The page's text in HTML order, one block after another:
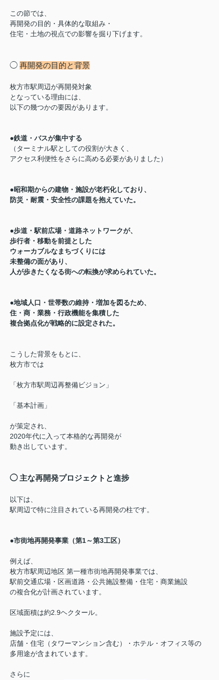
この節では、
再開発の目的・具体的な取組み・
住宅・土地の視点での影響を掘り下げます。
◯ 再開発の目的と背景
枚方市駅周辺が再開発対象
となっている理由には、
以下の幾つかの要因があります。
●鉄道・バスが集中する
（ターミナル駅としての役割が大きく、
アクセス利便性をさらに高める必要がありました）
●昭和期からの建物・施設が老朽化しており、
防災・耐震・安全性の課題を抱えていた。
●歩道・駅前広場・道路ネットワークが、
歩行者・移動を前提とした
ウォーカブルなまちづくりには
未整備の面があり、
人が歩きたくなる街への転換が求められていた。
●地域人口・世帯数の維持・増加を図るため、
住・商・業務・行政機能を集積した
複合拠点化が戦略的に設定された。
こうした背景をもとに、
枚方市では
「枚方市駅周辺再整備ビジョン」
「基本計画」
が策定され、
2020年代に入って本格的な再開発が
動き出しています。
◯ 主な再開発プロジェクトと進捗
以下は、
駅周辺で特に注目されている再開発の柱です。
●市街地再開発事業（第1～第3工区）
例えば、
枚方市駅周辺地区 第一種市街地再開発事業では、
駅前交通広場・区画道路・公共施設整備・住宅・商業施設
の複合化が計画されています。
区域面積は約2.9ヘクタール。
施設予定には、
店舗・住宅（タワーマンション含む）・ホテル・オフィス等の
多用途が含まれています。
さらに